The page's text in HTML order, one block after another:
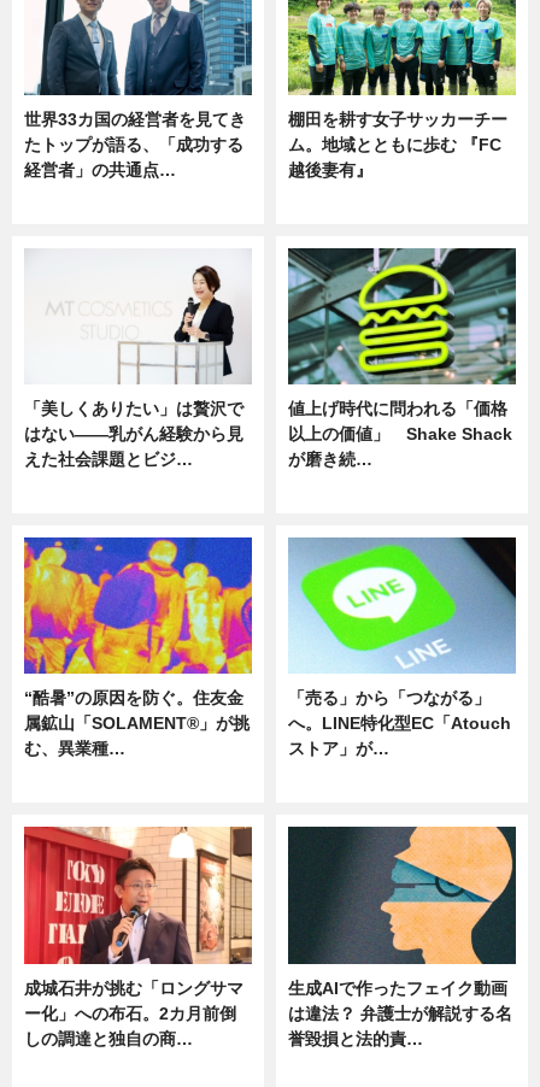
世界33カ国の経営者を見てき
たトップが語る、「成功する
経営者」の共通点…
棚田を耕す女子サッカーチー
ム。地域とともに歩む 『FC
越後妻有』
「美しくありたい」は贅沢で
はない――乳がん経験から見
えた社会課題とビジ…
値上げ時代に問われる「価格
以上の価値」 Shake Shack
が磨き続…
“酷暑”の原因を防ぐ。住友金
属鉱山「SOLAMENT®」が挑
む、異業種…
「売る」から「つながる」
へ。LINE特化型EC「Atouch
ストア」が…
成城石井が挑む「ロングサマ
ー化」への布石。2カ月前倒
しの調達と独自の商…
生成AIで作ったフェイク動画
は違法？ 弁護士が解説する名
誉毀損と法的責…